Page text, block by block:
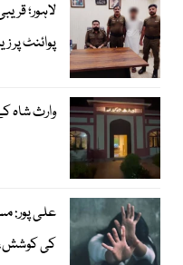
پوائنٹ پر
وارث شاہ
کی کوشش،